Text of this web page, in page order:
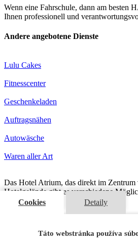
Wenn eine Fahrschule, dann am besten
Ihnen professionell und
Andere angebotene Dienste
Lulu Cakes
Fitnesscenter
Geschenkeladen
Auftragsnähen
Autowäsche
Waren aller Art
Das Hotel Atrium, das direkt im Zentrum
Hotelgelände gibt es verschiedene
Modische Kleidung für Frauen
Cookies Detaily
Táto webstránka používa